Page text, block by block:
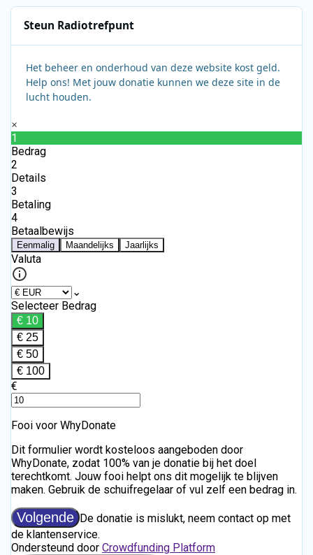
Steun Radiotrefpunt
Het beheer en onderhoud van deze website kost geld.
Help ons! Met jouw donatie kunnen we deze site in de
lucht houden.